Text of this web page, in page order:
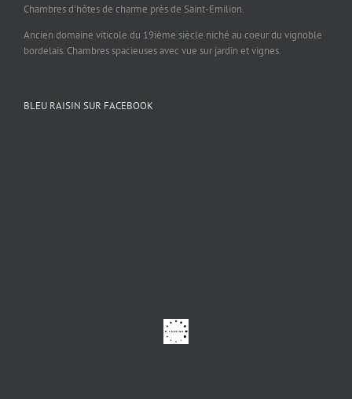
Chambres d'hôtes de charme près de Saint-Emilion.
Ancien domaine viticole du 19ième siècle niché au coeur du vignoble
bordelais. Chambres spacieuses avec vue sur jardin et vignes.
BLEU RAISIN SUR FACEBOOK